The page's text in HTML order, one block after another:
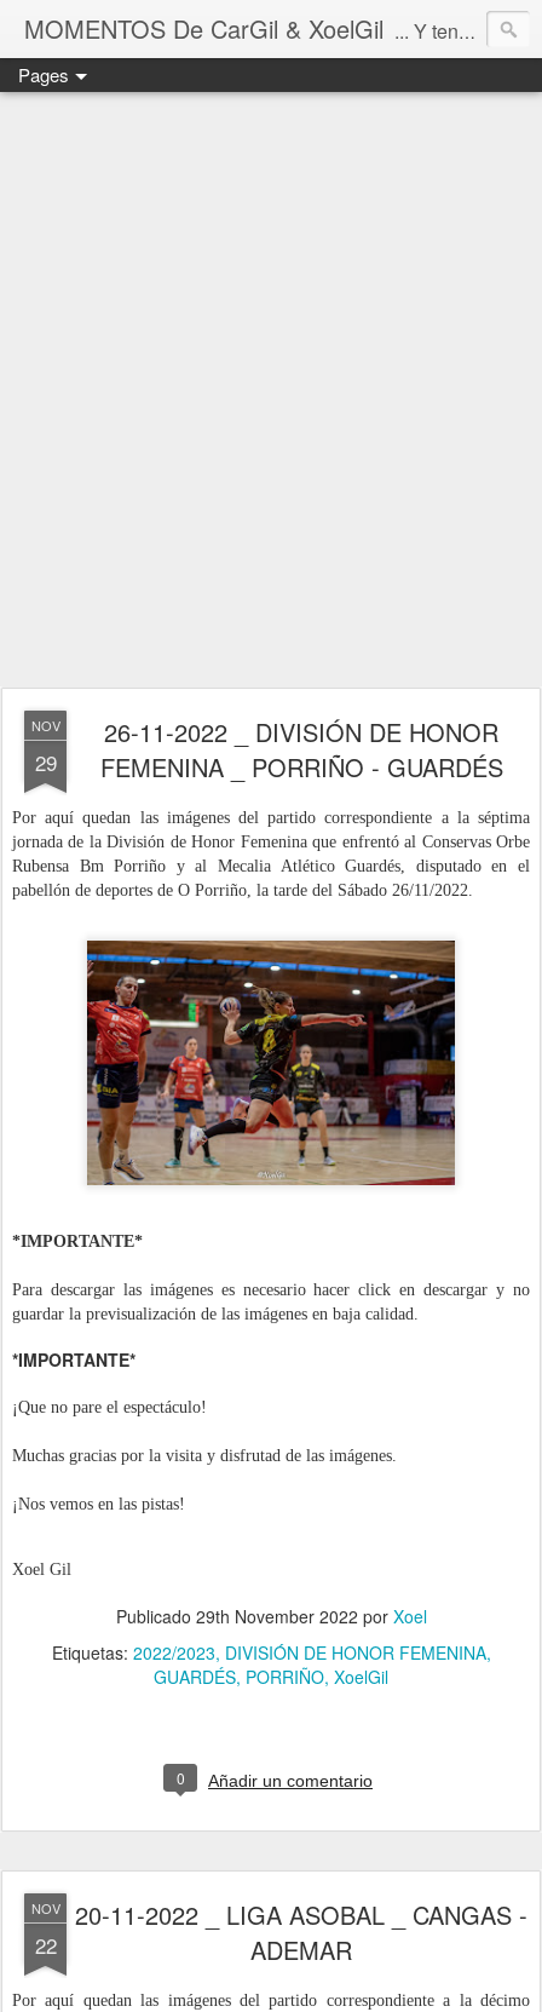
MOMENTOS De CarGil & XoelGil ... Y tengan cuidado ahí fuera, por favor.
Pages
NOV
29
26-11-2022 _ DIVISIÓN DE HONOR
FEMENINA _ PORRIÑO - GUARDÉS
Por aquí quedan las imágenes del partido correspondiente a la séptima
jornada de la División de Honor Femenina que enfrentó al Conservas Orbe
Rubensa Bm Porriño y al Mecalia Atlético Guardés, disputadoen el
pabellón de deportes de O Porriño, la tarde del Sábado 26/11/2022.
*IMPORTANTE*
Para descargar las imágenes es necesario hacer click en descargar y no
guardar la previsualización de las imágenes en baja calidad.
*IMPORTANTE*
¡Que no pare el espectáculo!
Muchas gracias por la visita y disfrutad de las imágenes.
¡Nos vemos en las pistas!
Xoel Gil
Publicado 29th November 2022 por Xoel
Etiquetas: 2022/2023 DIVISIÓN DE HONOR FEMENINA
GUARDÉS PORRIÑO XoelGil
0 Añadir un comentario
NOV
22
20-11-2022 _ LIGA ASOBAL _ CANGAS -
ADEMAR
Por aquí quedan las imágenes del partido correspondiente a la décimo